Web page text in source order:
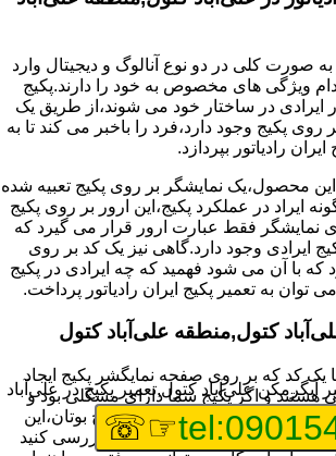
به صورت کلی در دو نوع آنالوگ و دیجیتال وارد
ویژگی های مخصوص به خود را دارند.پکیج
ایرادی در ساختار خود می شوند،از طریق یک
پکیج وجود دارد،فرد را باخبر می کند تا به
رادیاتور بپردازد.
این محصول،یک نمایشگر بر روی پکیج تعبیه شده
ایراد در عملکرد پکیج،این ارور بر روی پکیج
نمایشگر فقط عبارت ارور قرار می گیرد که
ایرادی وجود دارد.گاهی نیز یک کد بر روی
که با آن می شود فهمید که چه ایرادی در پکیج
توان به تعمیر پکیج ایران رادیاتور پرداخت.
کتول,منطقه علی‌آباد کتول
با یک کد که بر روی صفحه نمایگشر پکیج ایجاد
هستند و اگر پکیج شما دارای مشکلی بود و
شد،اولین کار برای تعمیر پکیج بوتان،این
دهید و ایرادی که وجود دارد را بررسی کنید
آبگرمکن علی‌آباد کتول,تعمیر پکیج در علی‌آباد
☞☏